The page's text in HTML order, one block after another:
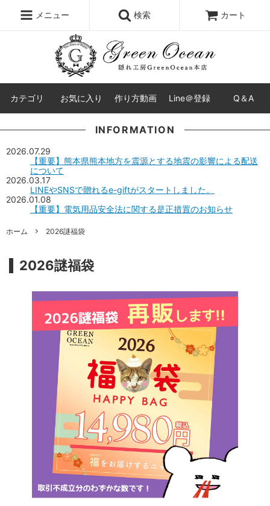
メニュー 検索 カート
カテゴリ お気に入り 作り方動画 Line＠登録 Q＆A
INFORMATION
2026.07.29
【重要】熊本県熊本地方を震源とする地震の影響による配送
について
2026.03.17
LINEやSNSで贈れるe-giftがスタートしました。
2026.01.08
【重要】電気用品安全法に関する是正措置のお知らせ
ホーム 2026謎福袋
2026謎福袋
シリコンモールド